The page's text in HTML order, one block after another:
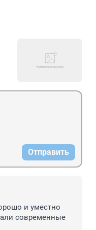
Отправить
и уместно
современные